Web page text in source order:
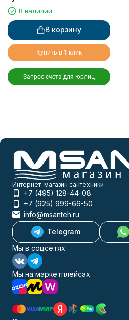
В наличии
В корзину
Купить в 1 клик
Запрос счета для юрлиц
Интернет-магазин сантехники
+7 (495) 128-44-08
+7 (925) 999-66-50
info@msanteh.ru
Telegram
Мы в соцсетях
Мы на маркетплейсах